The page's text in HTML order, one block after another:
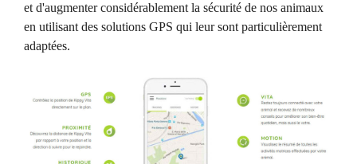
et d'augmenter considérablement la sécurité de nos animaux
en utilisant des solutions GPS qui leur sont particulièrement
adaptées.